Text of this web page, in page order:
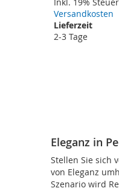
Inkl. 19%
Versandkosten
Lieferzeit
2-3 Tage
Eleganz in
Stellen Sie sich
von Eleganz
Szenario wird